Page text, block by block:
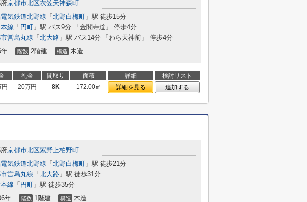
京都市北区衣笠天神森町
気鉄道北野線 「 北野白梅町 」駅 徒歩15分
線 「 円町 」駅 バス9分 「金閣寺道」 停歩4分
営烏丸線 「 北大路 」駅 バス14分 「わら天神前」 停歩4分
年 階数 2階建 構造 木造
礼金 間取り 面積 詳細
検討リスト
円 20万円 8K 172.00㎡ 詳細を見る 追加する
京都市北区紫野上柏野町
気鉄道北野線 「 北野白梅町 」駅 徒歩21分
営烏丸線 「 北大路 」駅 徒歩31分
線 「 円町 」駅 徒歩35分
年 階数 1階建 構造 木造